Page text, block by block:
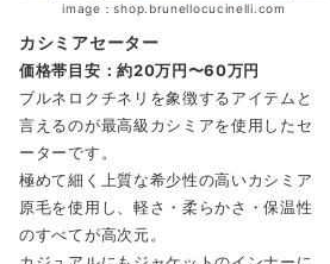
image：shop.brunellocucinelli.com
カシミアセーター
価格帯目安：約20万円〜60万円
ブルネロクチネリを象徴するアイテムと
言えるのが最高級カシミアを使用したセ
ーターです。
極めて細く上質な希少性の高いカシミア
原毛を使用し、軽さ・柔らかさ・保温性
のすべてが高次元。